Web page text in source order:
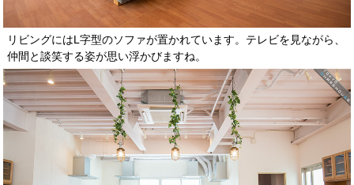
リビングにはL字型のソファが置かれています。テレビを見ながら、
仲間と談笑する姿が思い浮かびますね。